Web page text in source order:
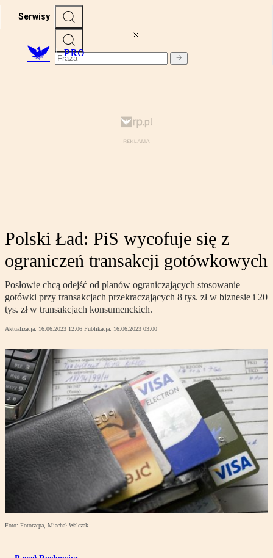
Serwisy
PRO
Polski Ład: PiS wycofuje się z
ograniczeń transakcji gotówkowych
Posłowie chcą odejść od planów ograniczających stosowanie
gotówki przy transakcjach przekraczających 8 tys. zł w biznesie i 20
tys. zł w transakcjach konsumenckich.
Aktualizacja: 16.06.2023 12:06 Publikacja: 16.06.2023 03:00
Foto: Fotorzepa, Miachał Walczak